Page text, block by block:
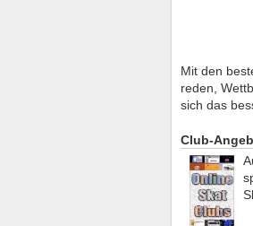
Mit den
reden,
sich das
Club-